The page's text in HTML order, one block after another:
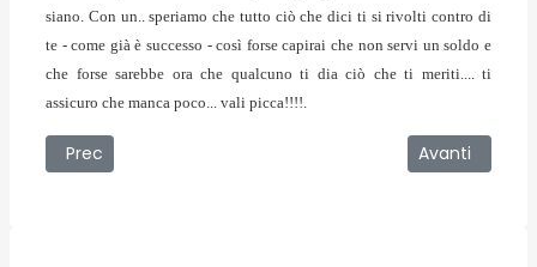
siano. Con un.. speriamo che tutto ciò che dici ti si rivolti contro di
te - come già è successo -così forse capirai che non servi un soldo e
che forse sarebbe ora che qualcuno ti dia ciò che ti meriti.... ti
assicuro che manca poco... vali picca!!!!.
Articolo precedente: 22/06/2009 - Le nuove incompiute
Prec Articolo
Avanti